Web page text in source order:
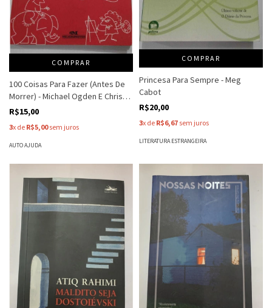
COMPRAR
100 Coisas Para Fazer (Antes De
Morrer) - Michael Ogden E Chris
Day
R$15,00
3x de R$5,00sem juros
AUTO AJUDA
COMPRAR
Princesa Para Sempre - Meg
Cabot
R$20,00
3x de R$6,67 sem juros
LITERATURA ESTRANGEIRA